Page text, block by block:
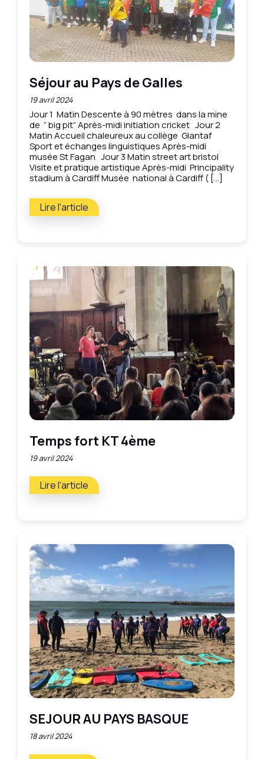
Séjour au Pays de Galles
19 avril 2024
Jour 1 Matin Descente à 90 mètres dans la mine
de ” big pit” Après-midi initiation cricket Jour 2
Matin Accueil chaleureux au collège Glantaf
Sport et échanges linguistiques Après-midi
musée St Fagan Jour 3 Matin street art bristol
Visite et pratique artistique Après-midi Principality
stadium à Cardiff Musée national à Cardiff ( […]
Lire l'article
Temps fort KT 4ème
19 avril 2024
Lire l'article
SEJOUR AU PAYS BASQUE
18 avril 2024